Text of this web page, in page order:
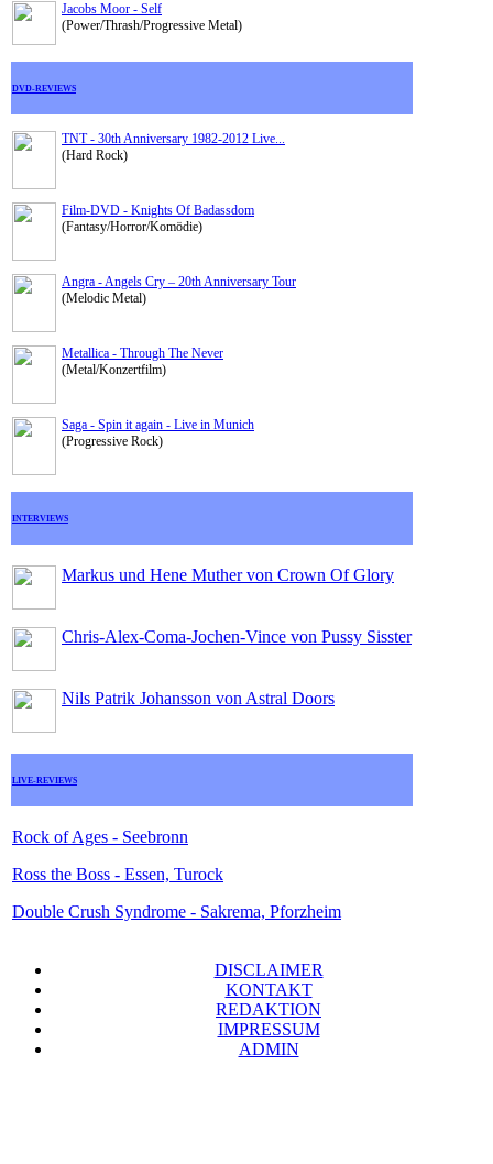
Jacobs Moor - Self
(Power/Thrash/Progressive Metal)
DVD-REVIEWS
TNT - 30th Anniversary 1982-2012 Live...
(Hard Rock)
Film-DVD - Knights Of Badassdom
(Fantasy/Horror/Komödie)
Angra - Angels Cry – 20th Anniversary Tour
(Melodic Metal)
Metallica - Through The Never
(Metal/Konzertfilm)
Saga - Spin it again - Live in Munich
(Progressive Rock)
INTERVIEWS
Markus und Hene Muther von Crown Of Glory
Chris-Alex-Coma-Jochen-Vince von Pussy Sisster
Nils Patrik Johansson von Astral Doors
LIVE-REVIEWS
Rock of Ages - Seebronn
Ross the Boss - Essen, Turock
Double Crush Syndrome - Sakrema, Pforzheim
DISCLAIMER
KONTAKT
REDAKTION
IMPRESSUM
ADMIN